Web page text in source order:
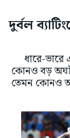
দুর্বল
ধারে-ভারে
কোনও বড়
তেমন কোনও